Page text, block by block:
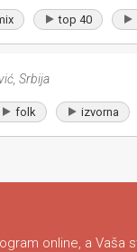
top 40
Srbija
folk izvorna
online, a